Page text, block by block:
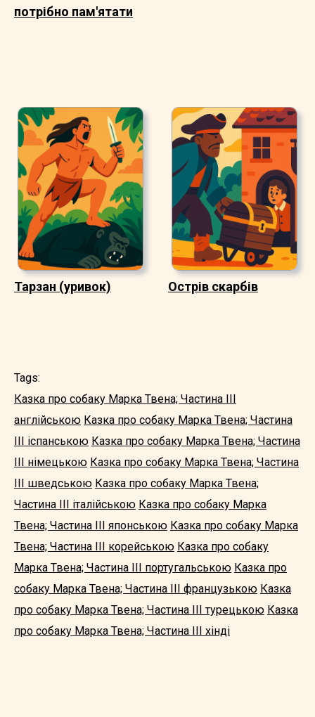
потрібно пам'ятати
Тарзан (уривок) Острів скарбів
Tags:
Казка про собаку Марка Твена; Частина III
англійською Казка про собаку Марка Твена; Частина
III іспанською Казка про собаку Марка Твена; Частина
III німецькою Казка про собаку Марка Твена; Частина
III шведською Казка про собаку Марка Твена;
Частина III італійською Казка про собаку Марка
Твена; Частина III японською Казка про собаку Марка
Твена; Частина III корейською Казка про собаку
Марка Твена; Частина III португальською Казка про
собаку Марка Твена; Частина III французькою Казка
про собаку Марка Твена; Частина III турецькою Казка
про собаку Марка Твена; Частина III хінді